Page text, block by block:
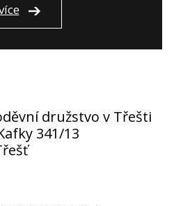
družstvo v Třešti
341/13